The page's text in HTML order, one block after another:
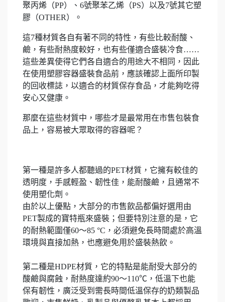
聚丙烯（PP）、6號聚苯乙烯（PS）以及7號其它塑
膠（OTHER）。
這7種材質各自有著不同的特性，有些比較耐酸、
鹼，有些耐熱度較好，也有些僅適合盛裝冷食……
這些差異使得它們各自適合的用途大不相同，因此
在使用塑膠容器盛裝食品前，應該確認上面所印製
的回收標誌，以適合的材質保存食品，才能夠吃得
安心又健康。
那麼在這些材質中，哪些才是最常用在市售包裝食
品上，容易被大眾取得的容器呢？
第一種是許多人都聽過的PET材質，它擁有較佳的
透明度，手感輕盈、韌性佳，能耐酸鹼，且通常不
使用塑化劑。
由於以上優點，大部分的市售飲品都偏好選用由
PET製成的寶特瓶來盛裝；但要特別注意的是，它
的耐熱範圍僅60～85 °C，必須避免長時間處於高溫
環境與直接加熱，也應避免用於盛裝熱飲。
第二種是HDPE材質，它的特點是能耐受大部分的
酸鹼與腐蝕，耐熱度達約90～110℃，低溫下也能
保有韌性，廣泛受到需長時間低溫保存的奶類製品